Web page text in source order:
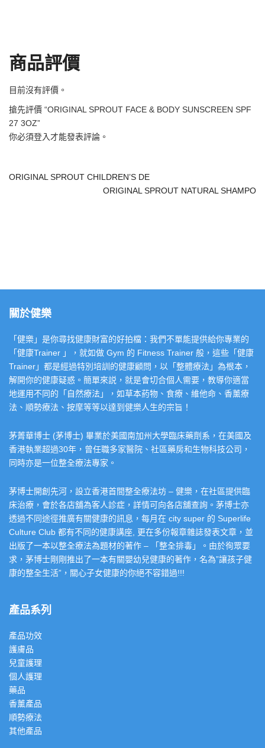
商品評價
目前沒有評價。
搶先評價 “ORIGINAL SPROUT FACE & BODY SUNSCREEN SPF
27 3OZ”
你必須登入才能發表評論。
ORIGINAL SPROUT CHILDREN’S DE
ORIGINAL SPROUT NATURAL SHAMPO
關於健樂
「健樂」是你尋找健康財富的好拍檔：我們不單能提供給你專業的
「健康Trainer 」，就如做 Gym 的 Fitness Trainer 般，這些「健康
Trainer」都是經過特別培訓的健康顧問，以「整體療法」為根本，
解開你的健康疑惑。簡單來説，就是會切合個人需要，教導你適當
地運用不同的「自然療法」，如草本葯物、食療、維他命、香薰療
法、順勢療法、按摩等等以達到健樂人生的宗旨！
茅菁華博士 (茅博士) 畢業於美國南加州大學臨床藥劑系，在美國及
香港執業超過30年，曾任職多家醫院、社區藥房和生物科技公司，
同時亦是一位整全療法專家。
茅博士開創先河，設立香港首間整全療法坊 – 健樂，在社區提供臨
床治療，會於各店舖為客人診症，詳情可向各店舖查詢。茅博士亦
透過不同途徑推廣有關健康的訊息，每月在 city super 的 Superlife
Culture Club 都有不同的健康講座, 更在多份報章雜誌發表文章，並
出版了一本以整全療法為題材的著作 – 「整全排毒」。由於徇眾要
求，茅博士剛剛推出了一本有關嬰幼兒健康的著作，名為”讓孩子健
康的整全生活”，關心子女健康的你絕不容錯過!!!
產品系列
產品功效
護膚品
兒童護理
個人護理
藥品
香薰產品
順勢療法
其他產品